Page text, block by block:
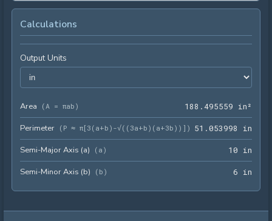
Calculations
Output Units
Area ( A = πab ) 1 88 .495559 in²
Perimeter ( P ≈ π[3(a+b)-√((3a+b)(a+3b))] ) 51 .053998 in
Semi-Major Axis (a) ( a ) 10 in
Semi-Minor Axis (b) ( b ) 6 in